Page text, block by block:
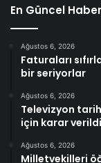
En Güncel
Ağustos 6, 2026
Faturaları
bir seriyorlar
Ağustos 6, 2026
Televizyon
için karar verildi
Ağustos 6, 2026
Milletvekilleri